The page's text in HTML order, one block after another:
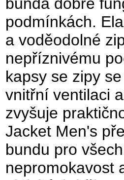
podmínkách.
a voděodolné
nepříznivému
kapsy se zipy
vnitřní ventilaci
zvyšuje
Jacket Men's
bundu pro
nepromokavost